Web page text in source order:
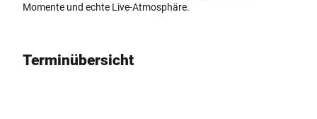
Momente und echte Live-Atmosphäre.
Terminübersicht